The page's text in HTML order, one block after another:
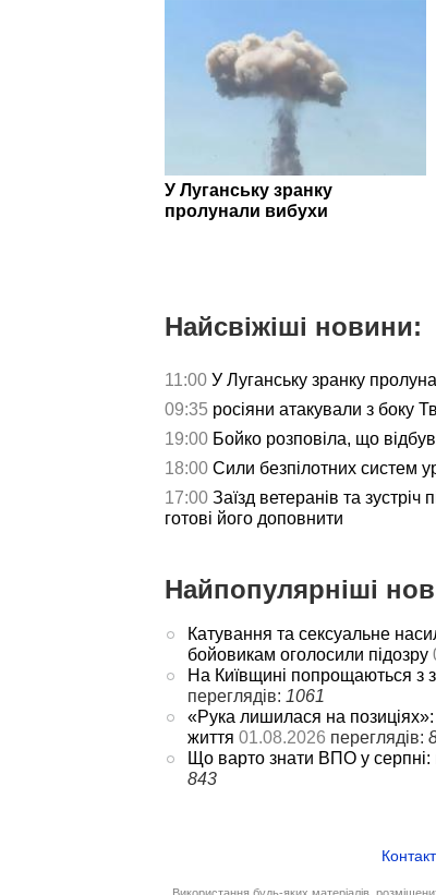
У Луганську зранку
пролунали вибухи
Найсвіжіші новини:
11:00 У Луганську зранку
09:35 росіяни атакували з боку
19:00 Бойко розповіла, що
18:00 Сили безпілотних систем
17:00 Заїзд ветеранів та зустріч
готові його доповнити
Найпопулярніші
Катування та сексуальне
бойовикам оголосили підозру
На Київщині попрощаються з
переглядів: 1061
«Рука лишилася на позиціях»:
життя 01.08.2026 переглядів:
Що варто знати ВПО у
843